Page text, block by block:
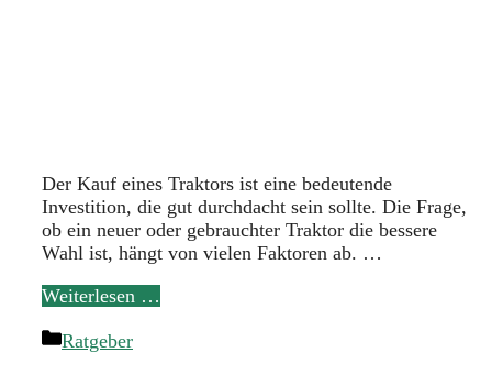
Der Kauf eines Traktors ist eine bedeutende
Investition, die gut durchdacht sein sollte. Die Frage,
ob ein neuer oder gebrauchter Traktor die bessere
Wahl ist, hängt von vielen Faktoren ab. …
Weiterlesen …
Kategorien
Ratgeber